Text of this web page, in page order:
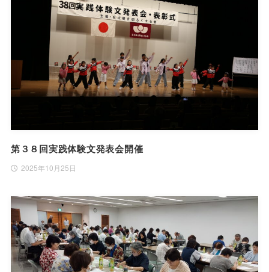
第３８回実践体験文発表会開催
2025年10月25日